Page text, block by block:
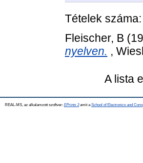
Tételek száma:
Fleischer, B
nyelven. ,
A lista
REAL-MS, az alkalamzott szoftver: EPrints 3amit a School of Electronics and